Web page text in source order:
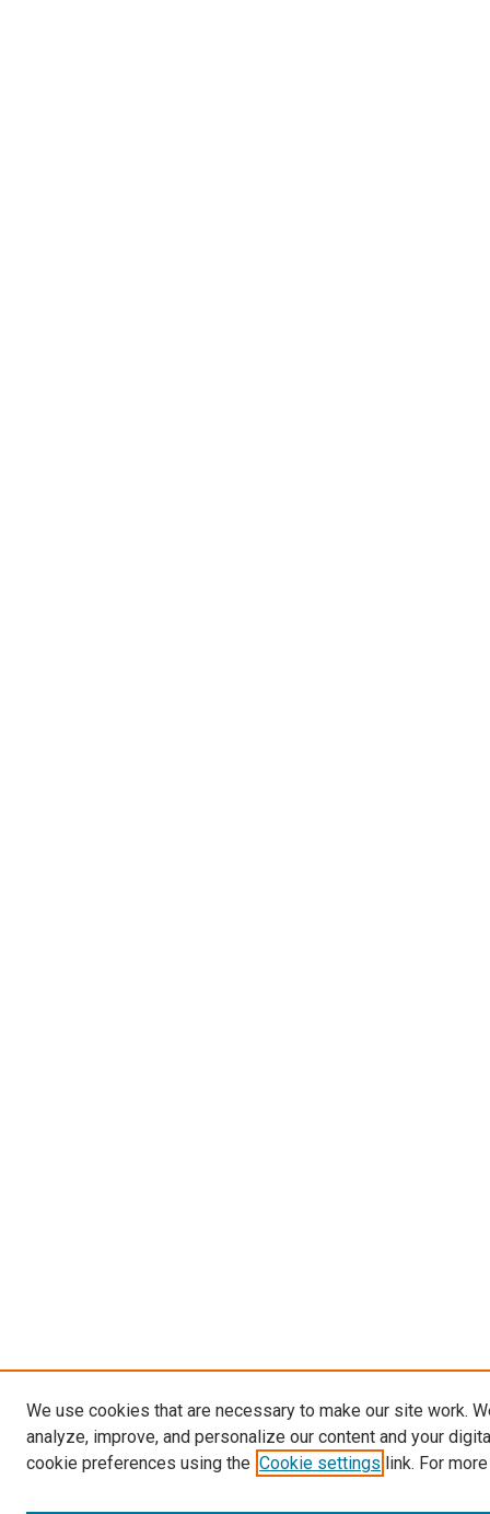
We use cookies that are necessary to make our site work.
analyze, improve, and personalize our content and your
cookie preferences using the Cookie settings link. For